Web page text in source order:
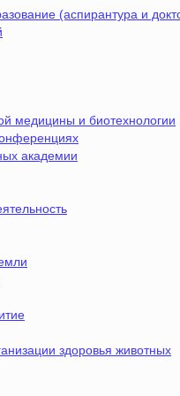
(аспирантура и
медицины и биотехнологии
академии
здоровья животных